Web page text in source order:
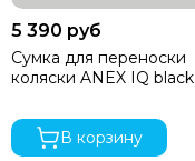
5 390 руб
Сумка для переноски
коляски ANEX IQ black
В корзину